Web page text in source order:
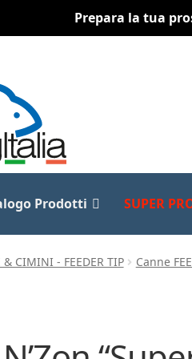
Prepara la tua
Prodotti SUPER
& CIMINI - FEEDER TIP Canne